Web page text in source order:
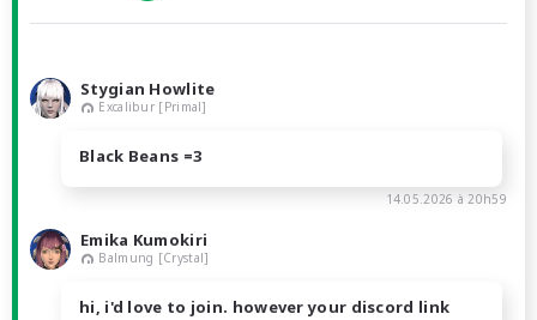
Stygian Howlite
Excalibur [Primal]
Black Beans =3
14.05.2026 à 20h59
Emika Kumokiri
Balmung [Crystal]
hi, i'd love to join. however your discord link